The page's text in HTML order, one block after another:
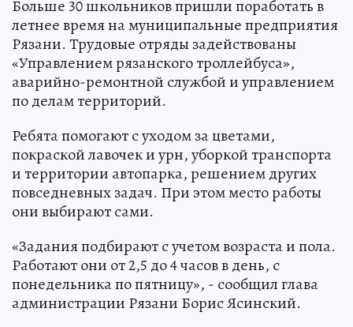
Больше 30 школьников пришли поработать в
летнее время на муниципальные предприятия
Рязани. Трудовые отряды задействованы
«Управлением рязанского троллейбуса»,
аварийно-ремонтной службой и управлением
по делам территорий.
Ребята помогают с уходом за цветами,
покраской лавочек и урн, уборкой транспорта
и территории автопарка, решением других
повседневных задач. При этом место работы
они выбирают сами.
«Задания подбирают с учетом возраста и пола.
Работают они от 2,5 до 4 часов в день, с
понедельника по пятницу», - сообщил глава
администрации Рязани Борис Ясинский.